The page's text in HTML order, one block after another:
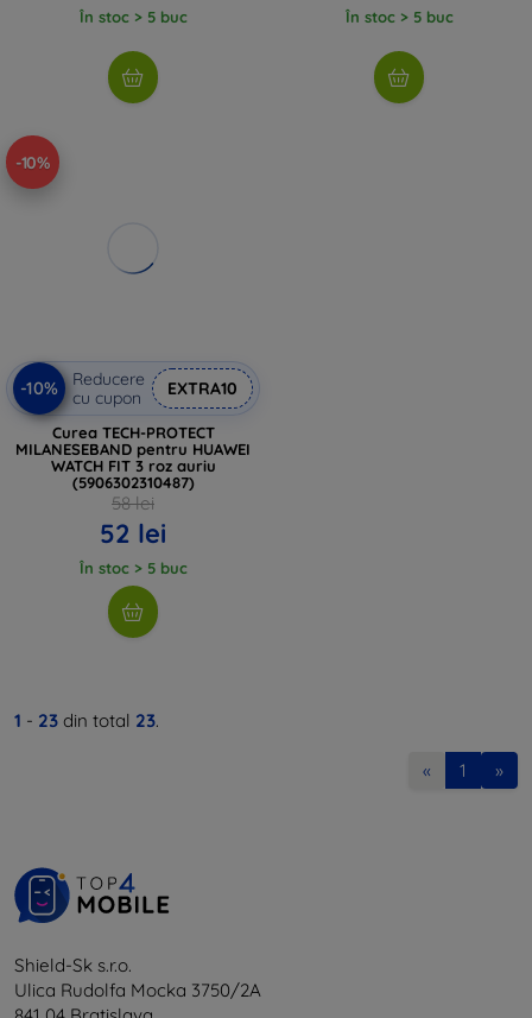
În stoc > 5 buc În stoc > 5 buc
-10%
-10%
Reducere
cu cupon
EXTRA10
Curea TECH-PROTECT
MILANESEBAND pentru HUAWEI
WATCH FIT 3 roz auriu
(5906302310487)
58 lei
52 lei
În stoc > 5 buc
1 - 23 din total 23.
« 1 »
Shield-Sk s.r.o.
Ulica Rudolfa Mocka 3750/2A